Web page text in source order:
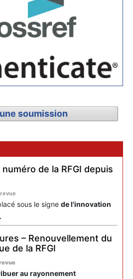
soumission
de la RFGI depuis
sous le signe de l'innovation
– Renouvellement du
de la RFGI
au rayonnement